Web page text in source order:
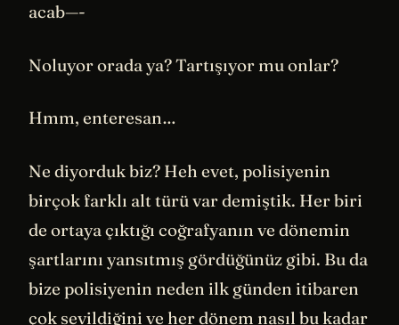
acab—-
Noluyor orada ya? Tartışıyor mu onlar?
Hmm, enteresan…
Ne diyorduk biz? Heh evet, polisiyenin
birçok farklı alt türü var demiştik. Her biri
de ortaya çıktığı coğrafyanın ve dönemin
şartlarını yansıtmış gördüğünüz gibi. Bu da
bize polisiyenin neden ilk günden itibaren
çok sevildiğini ve her dönem nasıl bu kadar